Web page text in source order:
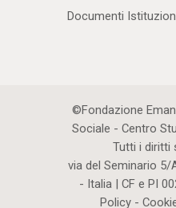
Documenti
©Fondazione
Sociale - Centro
Tutti i diritti
via del Seminario 5/
- Italia | CF e PI
Policy-